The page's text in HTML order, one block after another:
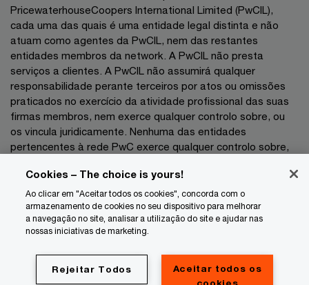
PricewaterhouseCoopers International Limited (PwCIL),
cada uma das quais é uma entidade legal distinta e não
atuam como agentes da PwCIL, nem das restantes
entidades membros da network. A PwCIL não presta
serviços a clientes. A PwCIL não assumirá qualquer
responsabilidade perante terceiros por atos ou omissões
praticados no exercício da atividade profissional das suas
firmas membros, nem exerce qualquer controlo sobre, ou
os vincula juridicamente. Nenhuma das entidades
pertencentes à rede PwC exerce qualquer controlo sobre,
da sua atividade profissional pelo que não poderão as
mesmas ser responsabilizadas, a que título for, perante
terceiros por atos ou omissões praticados no exercício das
respetivas atividades profissionais.
Privacidade
Cookies – The choice is yours!
Ao clicar em "Aceitar todos os cookies", concorda com o
armazenamento de cookies no seu dispositivo para melhorar
a navegação no site, analisar a utilização do site e ajudar nas
nossas iniciativas de marketing.
Aceitar todos os
Rejeitar Todos